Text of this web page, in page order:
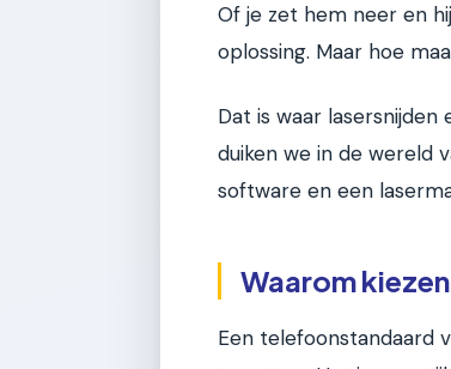
Of je zet hem neer en
oplossing. Maar hoe
Dat is waar
duiken we in de wereld
software en een
Waarom
Een telefoonstandaard